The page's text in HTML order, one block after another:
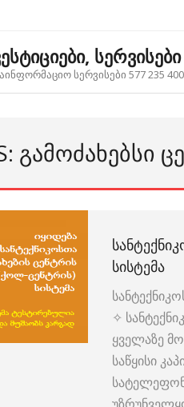
სერვისები 577 235 400
ᲒᲐᲛᲝᲫᲐᲮᲔᲑᲡᲘ
ᲡᲘᲡᲢᲔᲛᲐ
✧
ყველაზე
საწყისი